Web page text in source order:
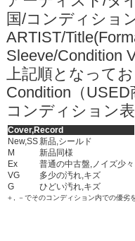
国/コンディショ
ARTIST/
Sleeve/Condition
上記順となって
Condition（
コンディション
Cover,Record
New,SS新品,シールド
M
新品同様
Ex
普通の中古盤,ノイズ少々
VG
多少の汚れ,キズ
G
ひどい汚れ,キズ
＋, －でそのコンディション内での優劣